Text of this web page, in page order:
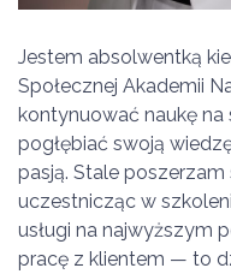
Jestem absolwentką
Społecznej Akademii
kontynuować naukę
pogłębiać swoją
pasją. Stale poszerzam
uczestnicząc w
usługi na najwyższym
pracę z klientem — to